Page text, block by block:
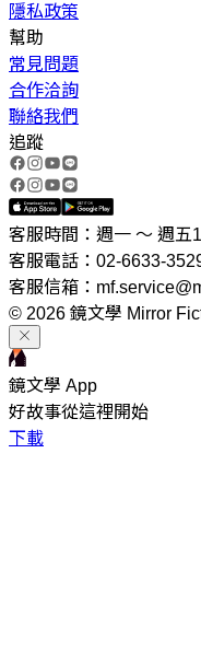
隱私政策
幫助
常見問題
合作洽詢
聯絡我們
追蹤
客服時間：週一 ～ 週五
客服電話：02-6633-
客服信箱：
© 2026 鏡文學 Mirror
鏡文學 App
好故事從這裡開始
下載